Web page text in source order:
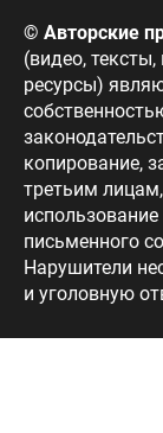
© Авторские
(видео,
ресурсы)
копирование,
третьим
письменного
Нарушители
и уголовную